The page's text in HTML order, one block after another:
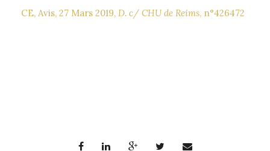
CE, Avis, 27 Mars 2019, D. c/ CHU de Reims, n°426472